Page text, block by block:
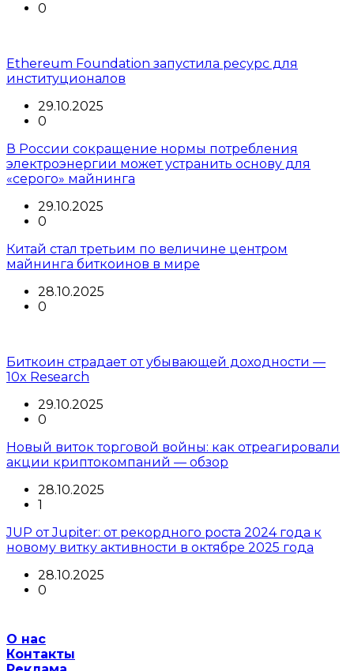
0
Ethereum Foundation запустила ресурс для
институционалов
29.10.2025
0
В России сокращение нормы потребления
электроэнергии может устранить основу для
«серого» майнинга
29.10.2025
0
Китай стал третьим по величине центром
майнинга биткоинов в мире
28.10.2025
0
Биткоин страдает от убывающей доходности —
10x Research
29.10.2025
0
Новый виток торговой войны: как отреагировали
акции криптокомпаний — обзор
28.10.2025
1
JUP от Jupiter: от рекордного роста 2024 года к
новому витку активности в октябре 2025 года
28.10.2025
0
О нас
Контакты